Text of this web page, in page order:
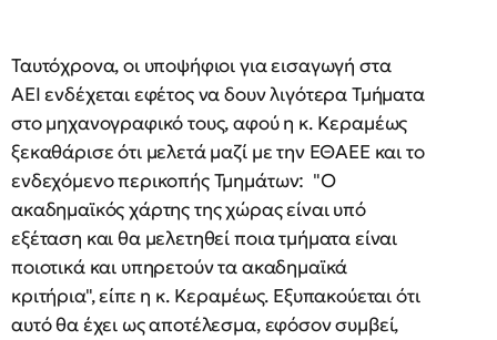
Ταυτόχρονα, οι υποψήφιοι για εισαγωγή στα
ΑΕΙ ενδέχεται εφέτος να δουν λιγότερα Τμήματα
στο μηχανογραφικό τους, αφού η κ. Κεραμέως
ξεκαθάρισε ότι μελετά μαζί με την ΕΘΑΕΕ και το
ενδεχόμενο περικοπής Τμημάτων: "Ο
ακαδημαϊκός χάρτης της χώρας είναι υπό
εξέταση και θα μελετηθεί ποια τμήματα είναι
ποιοτικά και υπηρετούν τα ακαδημαϊκά
κριτήρια", είπε η κ. Κεραμέως. Εξυπακούεται ότι
αυτό θα έχει ως αποτέλεσμα, εφόσον συμβεί,